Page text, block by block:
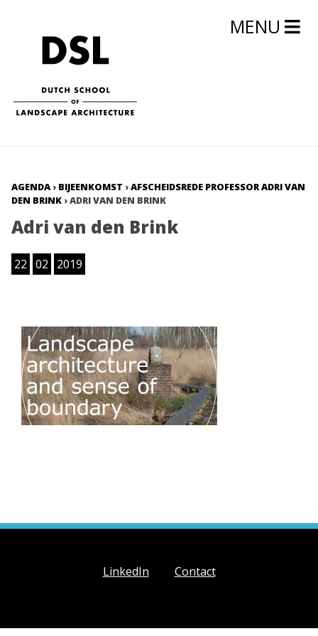
MENU
AGENDA› BIJEENKOMST ›AFSCHEIDSREDE PROFESSOR ADRI VAN
DEN BRINK ›ADRI VAN DEN BRINK
Adri van den Brink
22 02 2019
LinkedIn Contact